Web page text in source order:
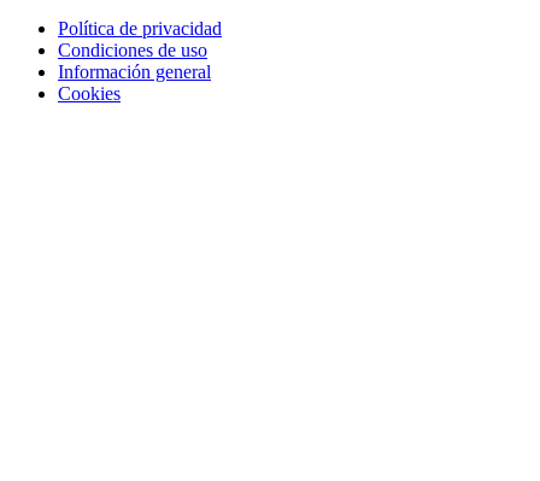
Política de privacidad
Condiciones de uso
Información general
Cookies